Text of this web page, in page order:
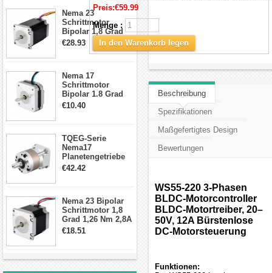
Schrittmotor
Nema 23
Schrittmotor
Bipolar 1,8 Grad
2,83Nm 4 A 2,26V
CNC Hybrid-
€28.93
Nema 17
Schrittmotor
Bipolar 1.8 Grad
8.7Ncm 1A 3.5V 4
€10.40
TQEG-Serie
Nema17
Planetengetriebe
10:1 Spiel 15Arc-
€42.42
Nema 23 Bipolar
Schrittmotor 1,8
Grad 1,26 Nm 2,8A
2,5V 4 Drähte
€18.51
Preis:€59.99
Menge :
In den Warenkorb legen
Beschreibung
Spezifikationen
Maßgefertigtes Design
Bewertungen
WS55-220 3-Phasen
BLDC-Motorcontroller
BLDC-Motortreiber, 20–
50V, 12A Bürstenlose
DC-Motorsteuerung
Funktionen: